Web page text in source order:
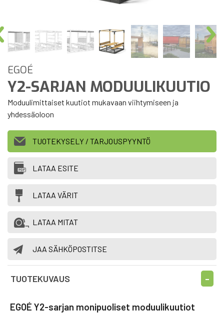
EGOÉ
Y2-SARJAN MODUULIKUUTIO
Moduulimittaiset kuutiot mukavaan viihtymiseen ja
yhdessäoloon
TUOTEKYSELY / TARJOUSPYYNTÖ
LATAA ESITE
LATAA VÄRIT
LATAA MITAT
JAA SÄHKÖPOSTITSE
TUOTEKUVAUS
EGOÉ Y2-sarjan monipuoliset moduulikuutiot